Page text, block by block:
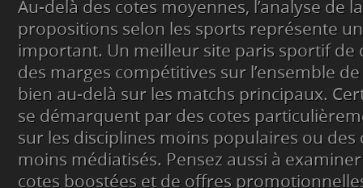
Au-delà des cotes moyennes, l’analyse de
propositions selon les sports représente
important. Un meilleur site paris sportif de
des marges compétitives sur l’ensemble
bien au-delà sur les matchs principaux.
se démarquent par des cotes
sur les disciplines moins populaires ou
moins médiatisés. Pensez aussi à
cotes boostées et de offres